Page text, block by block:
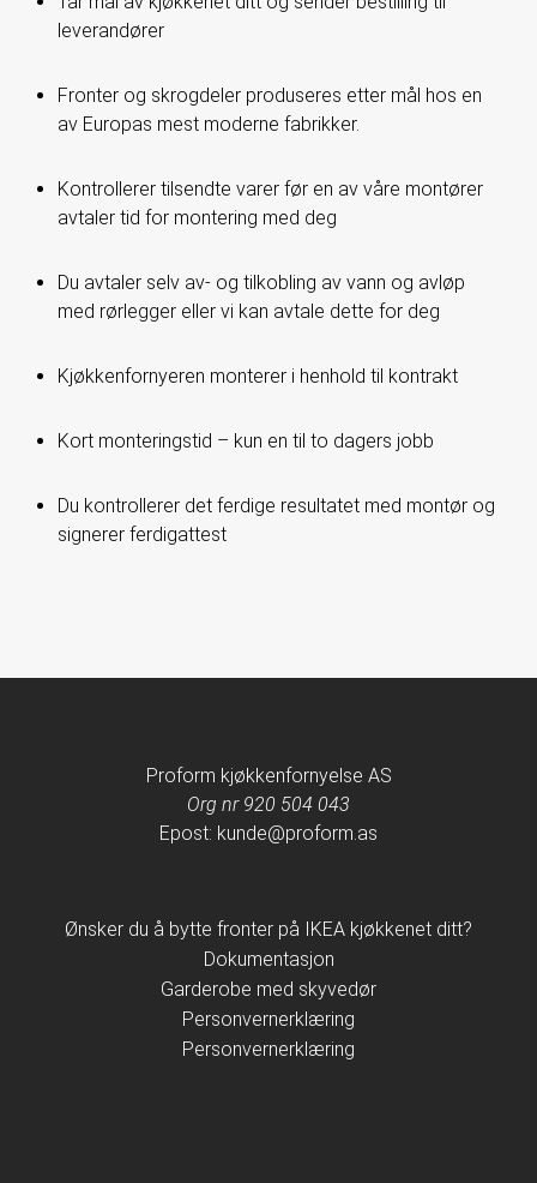
leverandører
Fronter og skrogdeler produseres etter mål hos en
av Europas mest moderne fabrikker.
Kontrollerer tilsendte varer før en av våre montører
avtaler tid for montering med deg
Du avtaler selv av- og tilkobling av vann og avløp
med rørlegger eller vi kan avtale dette for deg
Kjøkkenfornyeren monterer i henhold til kontrakt
Kort monteringstid – kun en til to dagers jobb
Du kontrollerer det ferdige resultatet med montør og
signerer ferdigattest
Proform kjøkkenfornyelse AS
Org nr 920 504 043
Epost: kunde@proform.as
Ønsker du å bytte fronter på IKEA kjøkkenet ditt?
Dokumentasjon
Garderobe med skyvedør
Personvernerklæring
Personvernerklæring